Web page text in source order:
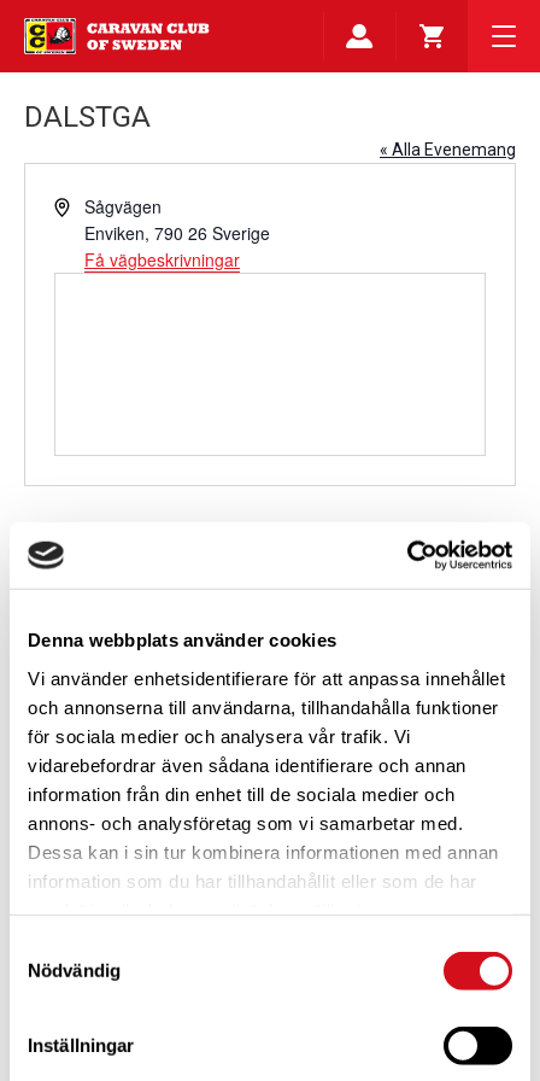
Denna webbplats använder cookies
Vi använder enhetsidentifierare för att anpassa innehållet
och annonserna till användarna, tillhandahålla funktioner
för sociala medier och analysera vår trafik. Vi
vidarebefordrar även sådana identifierare och annan
information från din enhet till de sociala medier och
annons- och analysföretag som vi samarbetar med.
Dessa kan i sin tur kombinera informationen med annan
information som du har tillhandahållit eller som de har
Nödvändig
Inställningar
DALSTGA
« Alla Evenemang
AdressSågvägen
Enviken, 790 26 Sverige
Få vägbeskrivningar
Kommande
Välj
21